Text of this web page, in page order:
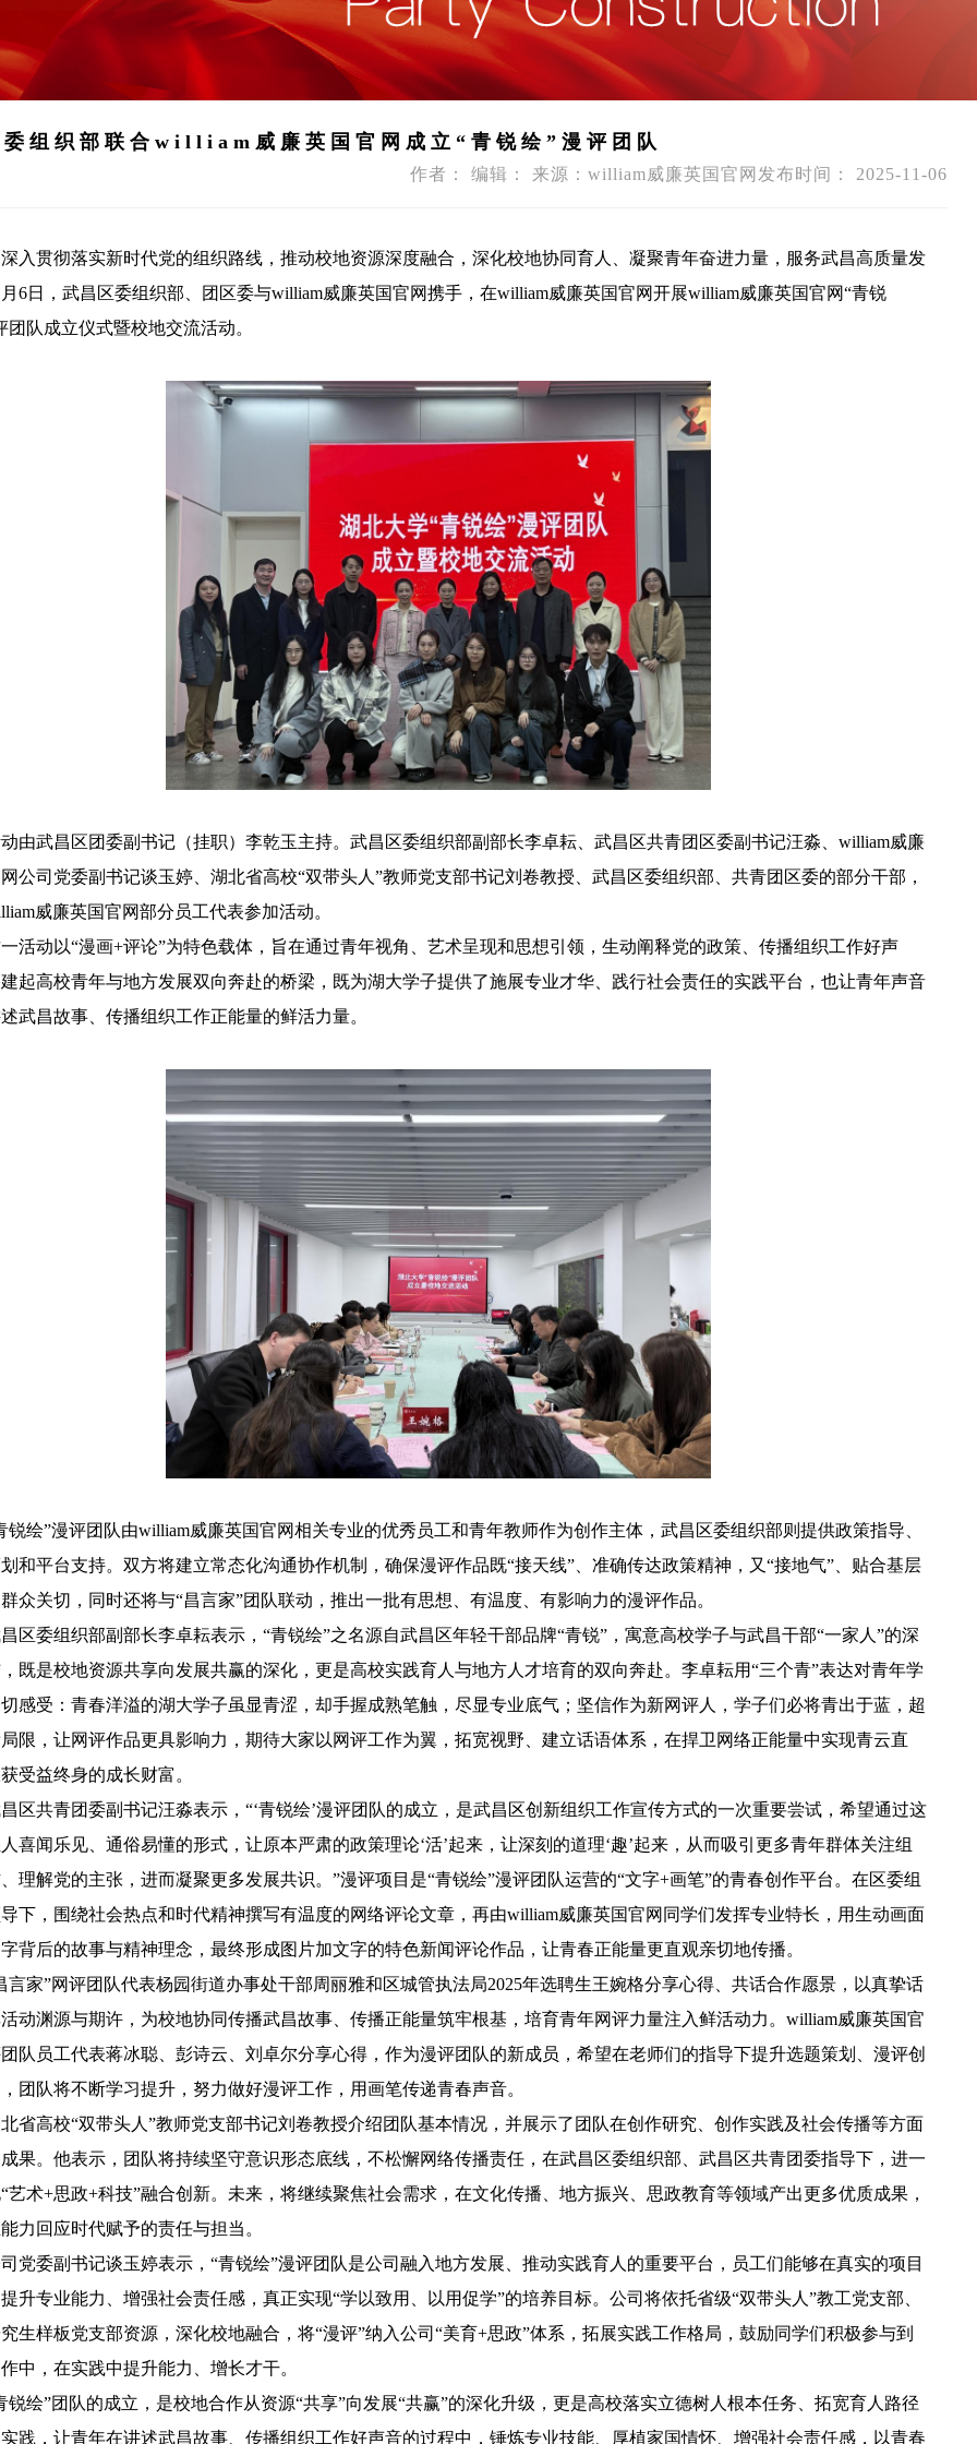
委组织部联合william威廉英国官网成立“青锐绘”漫评团队
作者： 编辑： 来源：william威廉英国官网发布时间： 2025-11-06
入贯彻落实新时代党的组织路线，推动校地资源深度融合，深化校地协同育人、凝聚青年奋进力量，服务武昌高质量发
月6日，武昌区委组织部、团区委与william威廉英国官网携手，在william威廉英国官网开展william威廉英国官网“青锐
团队成立仪式暨校地交流活动。
由武昌区团委副书记（挂职）李乾玉主持。武昌区委组织部副部长李卓耘、武昌区共青团区委副书记汪淼、william威廉
公司党委副书记谈玉婷、湖北省高校“双带头人”教师党支部书记刘卷教授、武昌区委组织部、共青团区委的部分干部，
威廉英国官网部分员工代表参加活动。
活动以“漫画+评论”为特色载体，旨在通过青年视角、艺术呈现和思想引领，生动阐释党的政策、传播组织工作好声
起高校青年与地方发展双向奔赴的桥梁，既为湖大学子提供了施展专业才华、践行社会责任的实践平台，也让青年声音
武昌故事、传播组织工作正能量的鲜活力量。
锐绘”漫评团队由william威廉英国官网相关专业的优秀员工和青年教师作为创作主体，武昌区委组织部则提供政策指导、
和平台支持。双方将建立常态化沟通协作机制，确保漫评作品既“接天线”、准确传达政策精神，又“接地气”、贴合基层
众关切，同时还将与“昌言家”团队联动，推出一批有思想、有温度、有影响力的漫评作品。
区委组织部副部长李卓耘表示，“青锐绘”之名源自武昌区年轻干部品牌“青锐”，寓意高校学子与武昌干部“一家人”的深
既是校地资源共享向发展共赢的深化，更是高校实践育人与地方人才培育的双向奔赴。李卓耘用“三个青”表达对青年学
感受：青春洋溢的湖大学子虽显青涩，却手握成熟笔触，尽显专业底气；坚信作为新网评人，学子们必将青出于蓝，超
限，让网评作品更具影响力，期待大家以网评工作为翼，拓宽视野、建立话语体系，在捍卫网络正能量中实现青云直
获受益终身的成长财富。
区共青团委副书记汪淼表示，“‘青锐绘’漫评团队的成立，是武昌区创新组织工作宣传方式的一次重要尝试，希望通过这
喜闻乐见、通俗易懂的形式，让原本严肃的政策理论‘活’起来，让深刻的道理‘趣’起来，从而吸引更多青年群体关注组
理解党的主张，进而凝聚更多发展共识。”漫评项目是“青锐绘”漫评团队运营的“文字+画笔”的青春创作平台。在区委组
下，围绕社会热点和时代精神撰写有温度的网络评论文章，再由william威廉英国官网同学们发挥专业特长，用生动画面
背后的故事与精神理念，最终形成图片加文字的特色新闻评论作品，让青春正能量更直观亲切地传播。
言家”网评团队代表杨园街道办事处干部周丽雅和区城管执法局2025年选聘生王婉格分享心得、共话合作愿景，以真挚话
动渊源与期许，为校地协同传播武昌故事、传播正能量筑牢根基，培育青年网评力量注入鲜活动力。william威廉英国官
队员工代表蒋冰聪、彭诗云、刘卓尔分享心得，作为漫评团队的新成员，希望在老师们的指导下提升选题策划、漫评创
团队将不断学习提升，努力做好漫评工作，用画笔传递青春声音。
省高校“双带头人”教师党支部书记刘卷教授介绍团队基本情况，并展示了团队在创作研究、创作实践及社会传播等方面
果。他表示，团队将持续坚守意识形态底线，不松懈网络传播责任，在武昌区委组织部、武昌区共青团委指导下，进一
艺术+思政+科技”融合创新。未来，将继续聚焦社会需求，在文化传播、地方振兴、思政教育等领域产出更多优质成果，
力回应时代赋予的责任与担当。
党委副书记谈玉婷表示，“青锐绘”漫评团队是公司融入地方发展、推动实践育人的重要平台，员工们能够在真实的项目
升专业能力、增强社会责任感，真正实现“学以致用、以用促学”的培养目标。公司将依托省级“双带头人”教工党支部、
生样板党支部资源，深化校地融合，将“漫评”纳入公司“美育+思政”体系，拓展实践工作格局，鼓励同学们积极参与到
中，在实践中提升能力、增长才干。
锐绘”团队的成立，是校地合作从资源“共享”向发展“共赢”的深化升级，更是高校落实立德树人根本任务、拓宽育人路径
践，让青年在讲述武昌故事、传播组织工作好声音的过程中，锤炼专业技能、厚植家国情怀、增强社会责任感，以青春